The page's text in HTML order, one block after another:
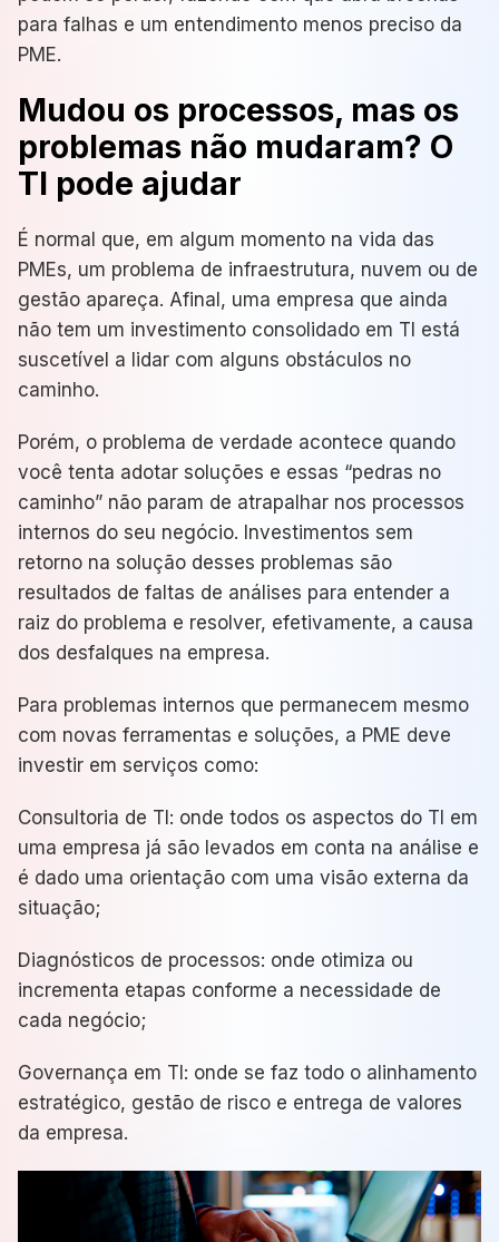
para falhas e um entendimento menos preciso da
PME.
Mudou os processos, mas os
problemas não mudaram? O
TI pode ajudar
É normal que, em algum momento na vida das
PMEs, um problema de infraestrutura, nuvem ou de
gestão apareça. Afinal, uma empresa que ainda
não tem um investimento consolidado em TI está
suscetível a lidar com alguns obstáculos no
caminho.
Porém, o problema de verdade acontece quando
você tenta adotar soluções e essas “pedras no
caminho” não param de atrapalhar nos processos
internos do seu negócio. Investimentos sem
retorno na solução desses problemas são
resultados de faltas de análises para entender a
raiz do problema e resolver, efetivamente, a causa
dos desfalques na empresa.
Para problemas internos que permanecem mesmo
com novas ferramentas e soluções, a PME deve
investir em serviços como:
Consultoria de TI: onde todos os aspectos do TI em
uma empresa já são levados em conta na análise e
é dado uma orientação com uma visão externa da
situação;
Diagnósticos de processos: onde otimiza ou
incrementa etapas conforme a necessidade de
cada negócio;
Governança em TI: onde se faz todo o alinhamento
estratégico, gestão de risco e entrega de valores
da empresa.